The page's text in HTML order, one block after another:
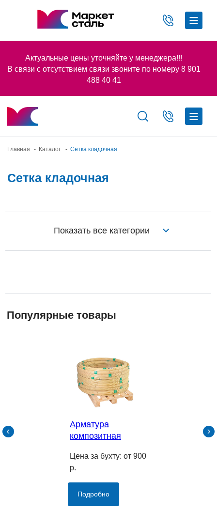
Актуальные цены уточняйте у менеджера!!!
В связи с отсутствием связи звоните по номеру 8 901
488 40 41
Главная Каталог Сетка кладочная
- -
Сетка кладочная
Показать все категории
Арматура
композитная
Цена за бухту: от 900
р.
Подробно